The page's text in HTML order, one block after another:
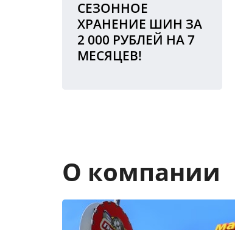
СЕЗОННОЕ
ХРАНЕНИЕ ШИН ЗА
2 000 РУБЛЕЙ НА 7
МЕСЯЦЕВ!
О компании